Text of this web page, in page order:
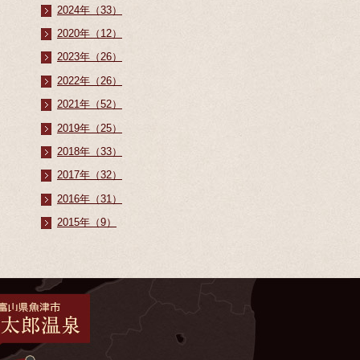
2024年（33）
2020年（12）
2023年（26）
2022年（26）
2021年（52）
2019年（25）
2018年（33）
2017年（32）
2016年（31）
2015年（9）